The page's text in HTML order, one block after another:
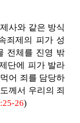
사와 같은 방식
죄제의 피가 성
전체를 진영 밖
단에 피가 발라
어 죄를 담당하
께서 우리의 죄
26)